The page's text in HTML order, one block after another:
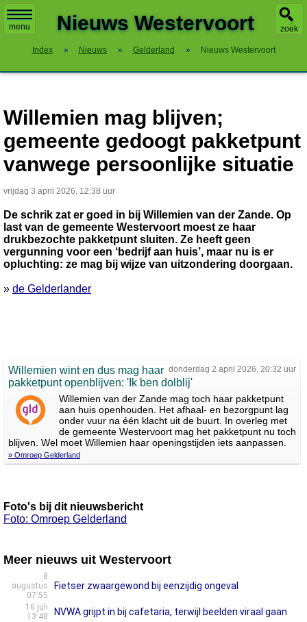
menu zoek
Nieuws Westervoort
Index » Nieuws » Gelderland » Nieuws Westervoort
Willemien mag blijven;
gemeente gedoogt pakketpunt
vanwege persoonlijke situatie
vrijdag 3 april 2026, 12:38 uur
De schrik zat er goed in bij Willemien van der Zande. Op
last van de gemeente Westervoort moest ze haar
drukbezochte pakketpunt sluiten. Ze heeft geen
vergunning voor een ‘bedrijf aan huis’, maar nu is er
opluchting: ze mag bij wijze van uitzondering doorgaan.
» de Gelderlander
donderdag 2 april 2026, 20:32 uur
Willemien wint en dus mag haar
pakketpunt openblijven: 'Ik ben dolblij'
Willemien van der Zande mag toch haar pakketpunt
aan huis openhouden. Het afhaal- en bezorgpunt lag
onder vuur na één klacht uit de buurt. In overleg met
de gemeente Westervoort mag het pakketpunt nu toch
blijven. Wel moet Willemien haar openingstijden iets aanpassen.
» Omroep Gelderland
Foto's bij dit nieuwsbericht
Foto: Omroep Gelderland
Meer nieuws uit Westervoort
8
augustus
07:55
Fietser zwaargewond bij eenzijdig ongeval
16 juli
13:48
NVWA grijpt in bij cafetaria, terwijl beelden viraal gaan